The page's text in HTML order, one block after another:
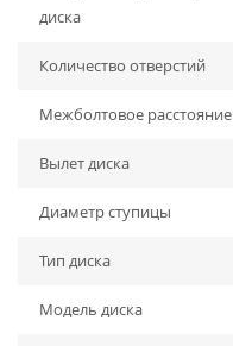
диска
Количество отверстий
Межболтовое расстояние
Вылет диска
Диаметр ступицы
Тип диска
Модель диска